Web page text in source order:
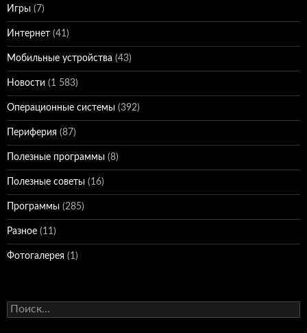
Игры (7)
Интернет (41)
Мобильные устройства (43)
Новости (1 583)
Операционные системы (392)
Периферия (87)
Полезные программы (8)
Полезные советы (16)
Программы (285)
Разное (11)
Фотогалерея (1)
Найти: